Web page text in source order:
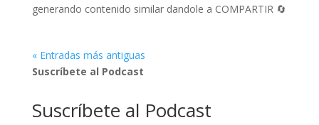
generando contenido similar dandole a COMPARTIR 🔄
« Entradas más antiguas
Suscríbete al Podcast
Suscríbete al Podcast